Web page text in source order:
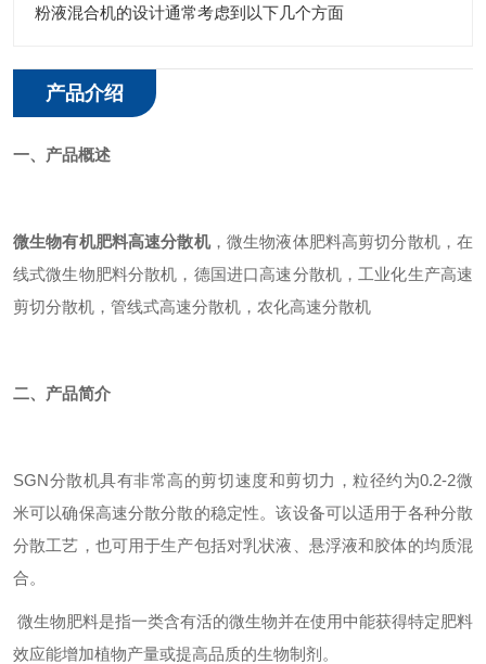
粉液混合机的设计通常考虑到以下几个方面
产品介绍
一、 产品概述
微生物有机肥料高速分散机，微生物液体肥料高剪切分散机，在
线式微生物肥料分散机，德国进口高速分散机，工业化生产高速
剪切分散机，管线式高速分散机，农化高速分散机
二、 产品简介
SGN分散机具有非常高的剪切速度和剪切力，粒径约为0.2-2微
米可以确保高速分散分散的稳定性。该设备可以适用于各种分散
分散工艺，也可用于生产包括对乳状液、悬浮液和胶体的均质混
合。
微生物肥料是指一类含有活的微生物并在使用中能获得特定肥料
效应能增加植物产量或提高品质的生物制剂。